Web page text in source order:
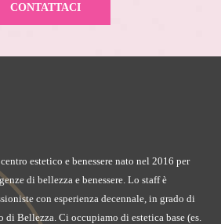
CONTATTACI
estetico e benessere nato nel 2016 per
di bellezza e benessere. Lo staff è
con esperienza decennale, in grado di
Bellezza. Ci occupiamo di estetica base (es.